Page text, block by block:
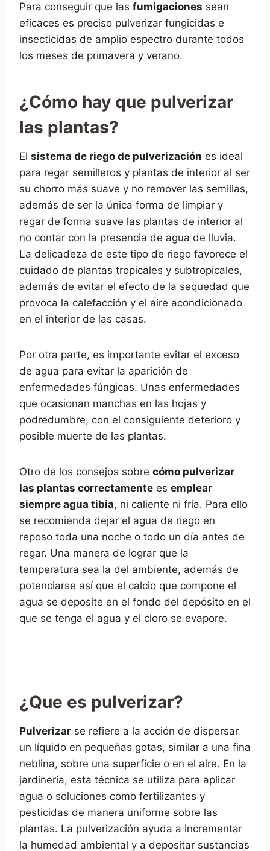
Para conseguir que las fumigaciones sean
eficaces es preciso pulverizar fungicidas e
insecticidas de amplio espectro durante todos
los meses de primavera y verano.
¿Cómo hay que pulverizar
las plantas?
El sistema de riego de pulverización es ideal
para regar semilleros y plantas de interior al ser
su chorro más suave y no remover las semillas,
además de ser la única forma de limpiar y
regar de forma suave las plantas de interior al
no contar con la presencia de agua de lluvia.
La delicadeza de este tipo de riego favorece el
cuidado de plantas tropicales y subtropicales,
además de evitar el efecto de la sequedad que
provoca la calefacción y el aire acondicionado
en el interior de las casas.
Por otra parte, es importante evitar el exceso
de agua para evitar la aparición de
enfermedades fúngicas. Unas enfermedades
que ocasionan manchas en las hojas y
podredumbre, con el consiguiente deterioro y
posible muerte de las plantas.
Otro de los consejos sobre cómo pulverizar
las plantas correctamente es emplear
siempre agua tibia, ni caliente ni fría. Para ello
se recomienda dejar el agua de riego en
reposo toda una noche o todo un día antes de
regar. Una manera de lograr que la
temperatura sea la del ambiente, además de
potenciarse así que el calcio que compone el
agua se deposite en el fondo del depósito en el
que se tenga el agua y el cloro se evapore.
¿Que es pulverizar?
Pulverizar se refiere a la acción de dispersar
un líquido en pequeñas gotas, similar a una fina
neblina, sobre una superficie o en el aire. En la
jardinería, esta técnica se utiliza para aplicar
agua o soluciones como fertilizantes y
pesticidas de manera uniforme sobre las
plantas. La pulverización ayuda a incrementar
la humedad ambiental y a depositar sustancias